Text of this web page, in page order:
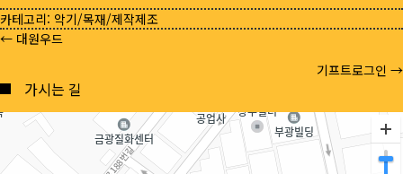
카테고리: 악기/목재/제작제조
Posts
navigation
← 대원우드
기프트로그인 →
가시는 길